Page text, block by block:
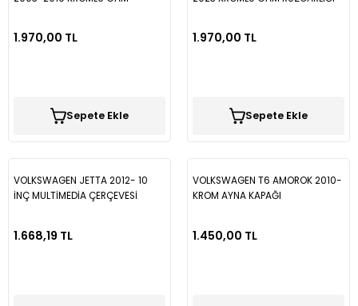
Passat CC
Polo
1.970,00 TL
Sepete Ekle
1.970,00 TL
Sepete Ekle
VOLKSWAGEN JETTA 2012- 10
İNÇ MULTİMEDİA ÇERÇEVESİ
1.668,19 TL
VOLKSWAGEN T6 AMOROK 2010-
KROM AYNA KAPAĞI
1.450,00 TL